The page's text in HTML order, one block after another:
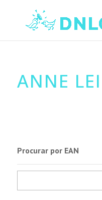
ANNE
Procurar por EAN